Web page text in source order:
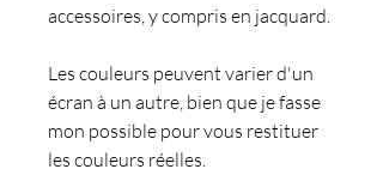
accessoires, y compris en jacquard.
Les couleurs peuvent varier d'un
écran à un autre, bien que je fasse
mon possible pour vous restituer
les couleurs réelles.